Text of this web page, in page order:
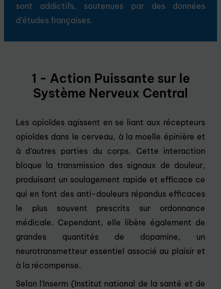
sont addictifs, soutenues par des données
d’études françaises.
1 - Action Puissante sur le
Système Nerveux Central
Les opioïdes agissent en se liant aux récepteurs
opioïdes dans le cerveau, à la moelle épinière et
à d’autres parties du corps. Cette interaction
bloque la transmission des signaux de douleur,
produisant un soulagement rapide et efficace ce
qui en font des anti-douleurs répandus efficaces
le plus souvent prescrits sur ordonnance
médicale. Cependant, elle libère également de
grandes quantités de dopamine, un
neurotransmetteur essentiel associé au plaisir et
à la récompense.
Selon l’Inserm (Institut national de la santé et de